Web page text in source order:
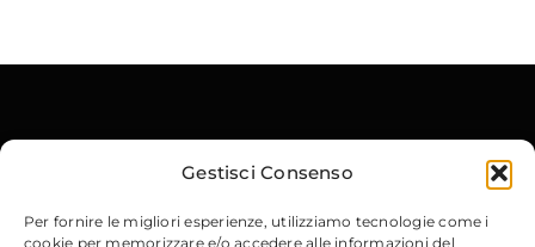
Gestisci Consenso
Per fornire le migliori esperienze, utilizziamo tecnologie come i
cookie per memorizzare e/o accedere alle informazioni del